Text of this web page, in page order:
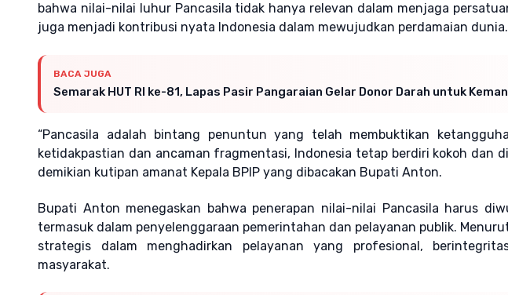
bahwa nilai-nilai luhur Pancasila tidak hanya relevan dalam menjaga
juga menjadi kontribusi nyata Indonesia dalam mewujudkan perdamaian dunia.
BACA JUGA
Semarak HUT RI ke-81, Lapas Pasir Pangaraian Gelar Donor Darah untuk
“Pancasila adalah bintang penuntun yang telah membuktikan
ketidakpastian dan ancaman fragmentasi, Indonesia tetap berdiri kokoh dan
demikian kutipan amanat Kepala BPIP yang dibacakan Bupati Anton.
Bupati Anton menegaskan bahwa penerapan nilai-nilai Pancasila harus
termasuk dalam penyelenggaraan pemerintahan dan pelayanan publik.
strategis dalam menghadirkan pelayanan yang profesional,
masyarakat.